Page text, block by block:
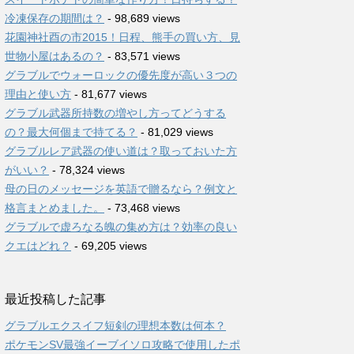
冷凍保存の期間は？ - 98,689 views
花園神社酉の市2015！日程、熊手の買い方、見
世物小屋はあるの？ - 83,571 views
グラブルでウォーロックの優先度が高い３つの
理由と使い方 - 81,677 views
グラブル武器所持数の増やし方ってどうする
の？最大何個まで持てる？ - 81,029 views
グラブルレア武器の使い道は？取っておいた方
がいい？ - 78,324 views
母の日のメッセージを英語で贈るなら？例文と
格言まとめました。
- 73,468 views
グラブルで虚ろなる魄の集め方は？効率の良い
クエはどれ？ - 69,205 views
最近投稿した記事
グラブルエクスイフ短剣の理想本数は何本？
ポケモンSV最強イーブイソロ攻略で使用したポ